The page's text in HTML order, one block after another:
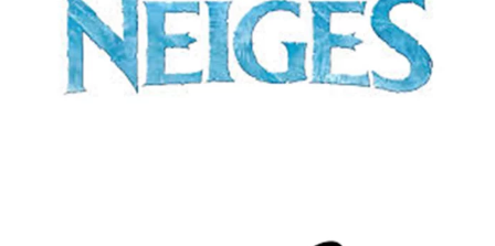
Enfant Lunettes de vue
DISNEY